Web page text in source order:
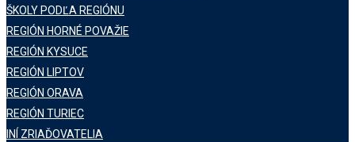
ŠKOLY PODĽA REGIÓNU
REGIÓN HORNÉ POVAŽIE
REGIÓN KYSUCE
REGIÓN LIPTOV
REGIÓN ORAVA
REGIÓN TURIEC
INÍ ZRIAĎOVATELIA